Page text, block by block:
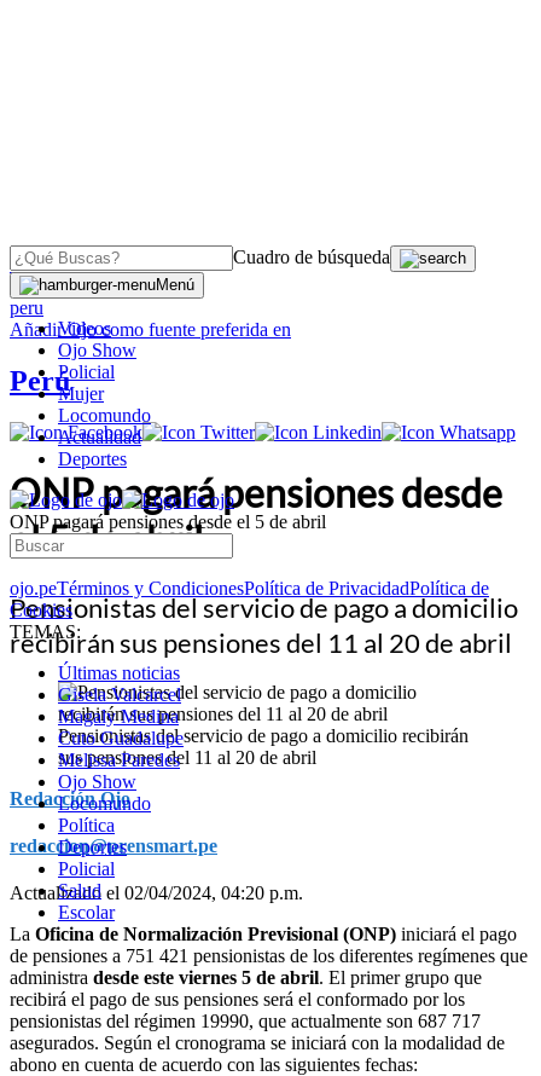
Cuadro de búsqueda
Menú
Videos
Ojo Show
Policial
Mujer
Locomundo
Actualidad
Deportes
ONP pagará pensiones desde el 5 de abril
ojo.peTérminos y CondicionesPolítica de PrivacidadPolítica de
Cookies
TEMAS:
Últimas noticias
Gisela Valcarcel
Magaly Medina
Cuto Guadalupe
Melissa Paredes
Ojo Show
Locomundo
Política
Deportes
Policial
Salud
Escolar
OJO
peru
AñadirOjocomo fuente preferida en
Perú
ONP pagará pensiones desde
el 5 de abril
Pensionistas del servicio de pago a domicilio
recibirán sus pensiones del 11 al 20 de abril
Pensionistas del servicio de pago a domicilio recibirán
sus pensiones del 11 al 20 de abril
Redacción Ojo
redaccion@prensmart.pe
Actualizado el 02/04/2024, 04:20 p.m.
La Oficina de Normalización Previsional (ONP) iniciará el pago
de pensiones a 751 421 pensionistas de los diferentes regímenes que
administra desde este viernes 5 de abril. El primer grupo que
recibirá el pago de sus pensiones será el conformado por los
pensionistas del régimen 19990, que actualmente son 687 717
asegurados. Según el cronograma se iniciará con la modalidad de
abono en cuenta de acuerdo con las siguientes fechas: